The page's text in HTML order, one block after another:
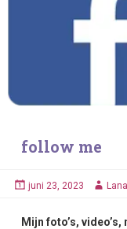
follow me
juni 23, 2023
Mijn foto’s,